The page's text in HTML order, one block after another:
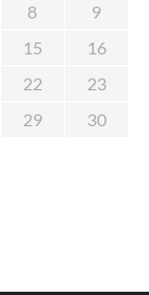
8
9
15
16
22
23
29
30